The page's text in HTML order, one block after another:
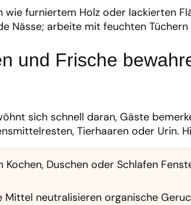
wie furniertem Holz oder lackierten
Nässe; arbeite mit feuchten
und Frische
sich schnell daran, Gäste
Tierhaaren oder Urin.
Kochen, Duschen oder Schlafen
Mittel neutralisieren organische